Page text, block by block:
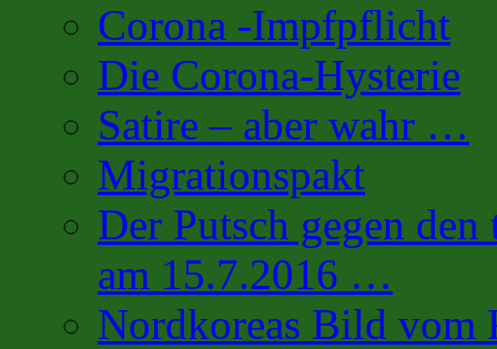
Corona -Impfpflicht
Die Corona-Hysterie
Satire – aber wahr …
Migrationspakt
Der Putsch gegen
am 15.7.2016 …
Nordkoreas Bild vom